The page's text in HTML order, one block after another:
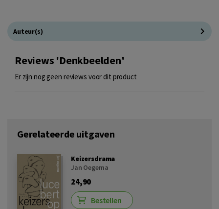
Auteur(s)
Reviews 'Denkbeelden'
Er zijn nog geen reviews voor dit product
Gerelateerde uitgaven
Keizersdrama
Jan Oegema
24,90
Bestellen